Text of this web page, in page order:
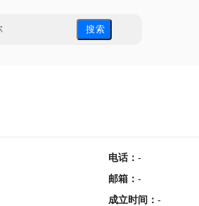
搜 索
电话： -
邮箱 ： -
成立时间 ： -